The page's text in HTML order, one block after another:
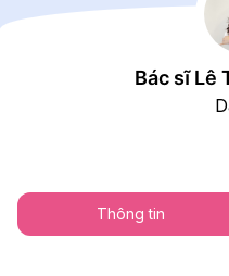
Bác sĩ Lê
Thông tin